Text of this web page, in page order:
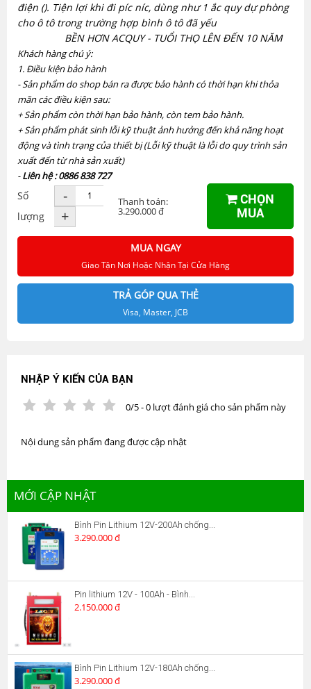
điện (). Tiện lợi khi đi píc níc, dùng như 1 ắc quy dự phòng
cho ô tô trong trường hợp bình ô tô đã yếu
BỀN HƠN ACQUY - TUỔI THỌ LÊN ĐẾN 10 NĂM
Khách hàng chú ý:
1. Điều kiện bảo hành
- Sản phẩm do shop bán ra được bảo hành có thời hạn khi thỏa
mãn các điều kiện sau:
+ Sản phẩm còn thời hạn bảo hành, còn tem bảo hành.
+ Sản phẩm phát sinh lỗi kỹ thuật ảnh hưởng đến khả năng hoạt
động và tình trạng của thiết bị (Lỗi kỹ thuật là lỗi do quy trình sản
xuất đến từ nhà sản xuất)
-Liên hệ : 0886 838 727
Số
lượng
-
+
Thanh toán:
3.290.000 đ
CHỌN
MUA
MUA NGAY
Giao Tận Nơi Hoặc Nhận Tại Cửa Hàng
TRẢ GÓP QUA THẺ
Visa, Master, JCB
NHẬP Ý KIẾN CỦA BẠN
0/5 - 0 lượt đánh giá cho sản phẩm này
Nội dung sản phẩm đang được cập nhật
MỚI CẬP NHẬT
Bình Pin Lithium 12V-200Ah chống...
3.290.000 đ
Pin lithium 12V - 100Ah - Bình...
2.150.000 đ
Bình Pin Lithium 12V-180Ah chống...
3.290.000 đ